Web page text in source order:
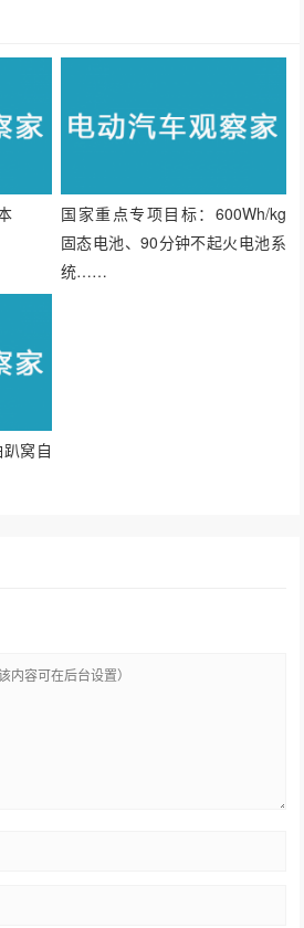
国家重点专项目标：600Wh/kg
固态电池、90分钟不起火电池系
统……
窝自